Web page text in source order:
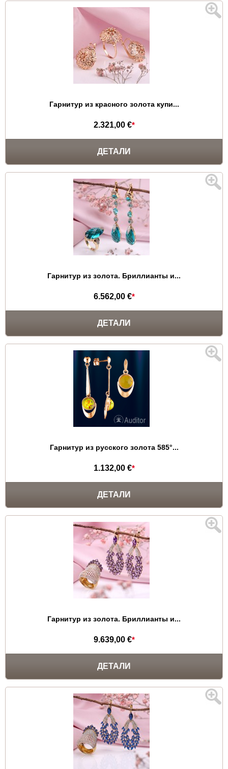
Гарнитур из красного золота купи...
2.321,00 €*
ДЕТАЛИ
Гарнитур из золота. Бриллианты и...
6.562,00 €*
ДЕТАЛИ
Гарнитур из русского золота 585°...
1.132,00 €*
ДЕТАЛИ
Гарнитур из золота. Бриллианты и...
9.639,00 €*
ДЕТАЛИ